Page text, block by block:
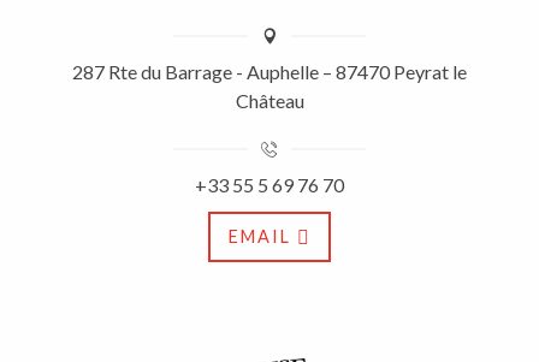
287 Rte du Barrage - Auphelle – 87470 Peyrat le
Château
+33 55 5 69 76 70
EMAIL